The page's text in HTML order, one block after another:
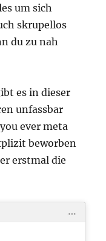
um sich
skrupellos
du zu nah
es in dieser
unfassbar
ever meta
beworben
erstmal die